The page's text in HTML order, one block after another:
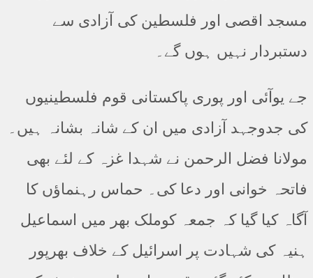
مسجد اقصی اور فلسطین کی آزادی سے
دستبردار نہیں ہوں گے۔
جے یوآئی اور پوری پاکستانی قوم فلسطینیوں
کی جدوجہد آزادی میں ان کے شانہ بشانہ ہیں۔
مولانا فضل الرحمن نے شہدا غزہ کے لئے بھی
فاتحہ خوانی اور دعا کی۔ حماس رہنماؤں کا
آگاہ کیا گیا کہ جمعہ کوملک بھر میں اسماعیل
ہنیہ کی شہادت پر اسرائیل کے خلاف بھرپور